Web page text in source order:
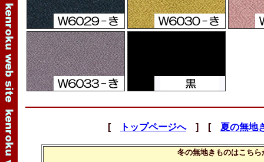
[ トップページへ] [ 夏の無地
冬の無地きものはこちら